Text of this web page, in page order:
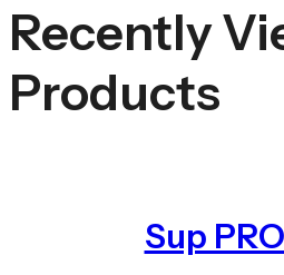
Recently
Products
Sup